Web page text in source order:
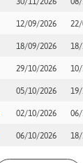
12/09/2026
18/09/2026
29/10/2026
05/10/2026
02/10/2026 06/
06/10/2026